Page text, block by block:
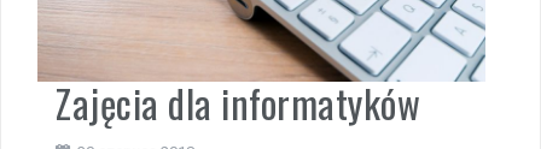
Zajęcia dla informatyków